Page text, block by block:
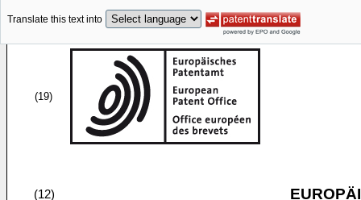
Translate this text into
(19)
(12)